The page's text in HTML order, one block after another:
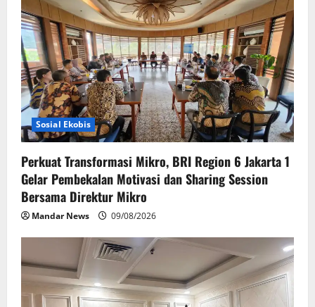
Sosial Ekobis
Perkuat Transformasi Mikro, BRI Region 6 Jakarta 1
Gelar Pembekalan Motivasi dan Sharing Session
Bersama Direktur Mikro
Mandar News 09/08/2026